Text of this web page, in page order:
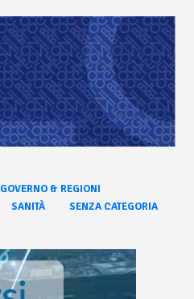
GOVERNO & REGIONI
SANITÀ
SENZA CATEGORIA